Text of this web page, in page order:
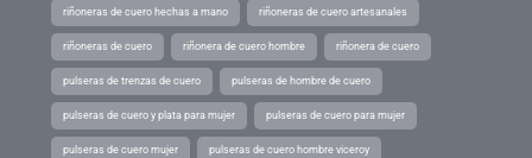
riñoneras de cuero hechas a mano riñoneras de cuero artesanales
riñoneras de cuero riñonera de cuero hombre riñonera de cuero
pulseras de trenzas de cuero pulseras de hombre de cuero
pulseras de cuero y plata para mujer pulseras de cuero para mujer
pulseras de cuero mujer pulseras de cuero hombre viceroy